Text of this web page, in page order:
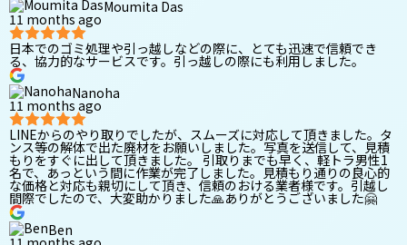
Moumita Das
11 months ago
日本でのゴミ処理や引っ越しなどの際に、とても迅速で信頼でき
る、協力的なサービスです。引っ越しの際にも利用しました。
Nanoha
11 months ago
LINEからのやり取りでしたが、スムーズに対応して頂きました。タ
ンス等の解体で出た廃材をお願いしました。写真を送信して、見積
もりをすぐに出して頂きました。 引取りまでも早く、軽トラ男性1
名で、あっという間に作業が完了しました。見積もり通りの良心的
な価格と対応も親切にして頂き、信頼のおける業者様です。引越し
間際でしたので、大変助かりました🙏ありがとうございました🤗
Ben